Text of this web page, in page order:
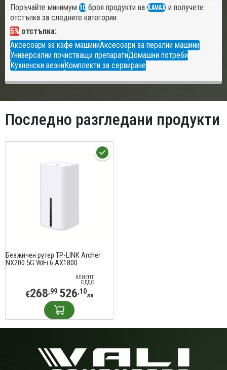
Поръчайте минимум 10 броя продукти на XAVAX и получете
отстъпка за следните категории:
5% отстъпка:
Аксесоари за кафе машиниАксесоари за перални машини
Универсални почистващи препаратиДомашни потреби
Кухненски везниКомплекти за сервиране
Последно разгледани продукти
Безжичен рутер TP-LINK Archer
NX200 5G WiFi 6 AX1800
КЛИЕНТ
С ДДС
€268,99 526,10лв